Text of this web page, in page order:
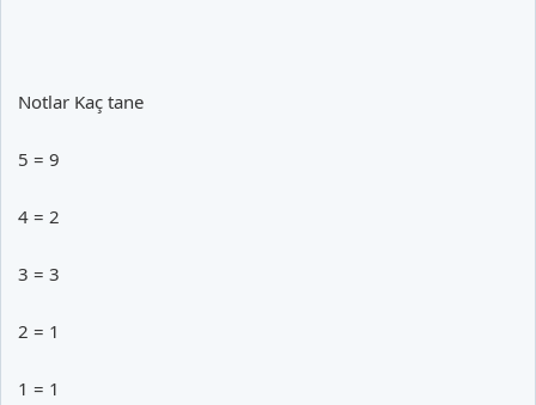
Notlar Kaç tane
5 = 9
4 = 2
3 = 3
2 = 1
1 = 1